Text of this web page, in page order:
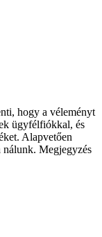
hogy a véleményt
ügyfélfiókkal, és
Alapvetően
nálunk. Megjegyzés